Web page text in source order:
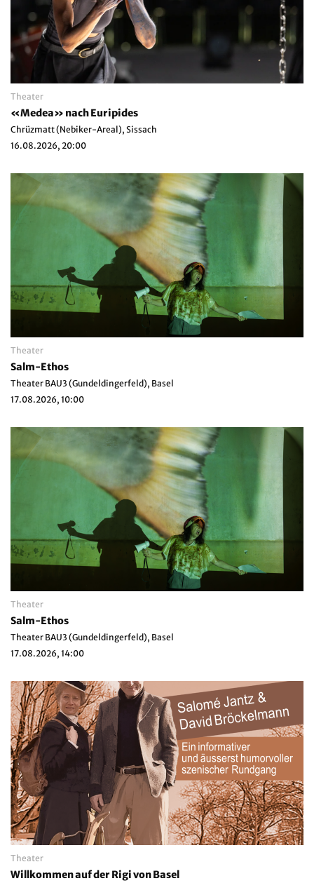
Theater
«Medea» nach Euripides
Chrüzmatt (Nebiker-Areal), Sissach
16.08.2026, 20:00
Theater
Salm-Ethos
Theater BAU3 (Gundeldingerfeld), Basel
17.08.2026, 10:00
Theater
Salm-Ethos
Theater BAU3 (Gundeldingerfeld), Basel
17.08.2026, 14:00
Theater
Willkommen auf der Rigi von Basel